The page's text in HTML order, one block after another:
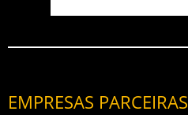
EMPRESAS PARCEIRAS